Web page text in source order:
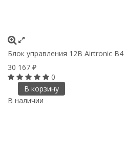
Блок управления 12B Airtronic В4
30 167 ₽
0
В корзину
В наличии